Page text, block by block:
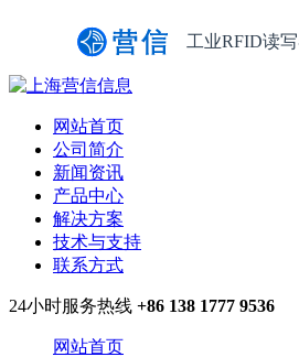
工业RFID读
网站首页
公司简介
新闻资讯
产品中心
解决方案
技术与支持
联系方式
24小时服务热线 +86 138 1777 9536
网站首页